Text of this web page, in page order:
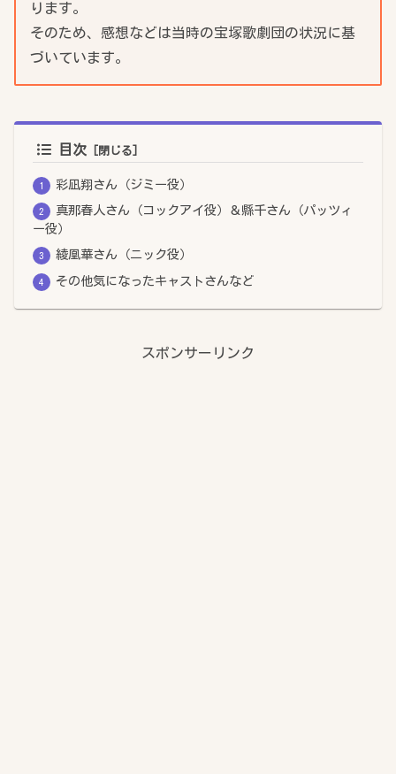
ります。
そのため、感想などは当時の宝塚歌劇団の状況に基
づいています。
目次
彩凪翔さん（ジミー役）
真那春人さん（コックアイ役）＆縣千さん（パッツィ
ー役）
綾凰華さん（ニック役）
その他気になったキャストさんなど
スポンサーリンク